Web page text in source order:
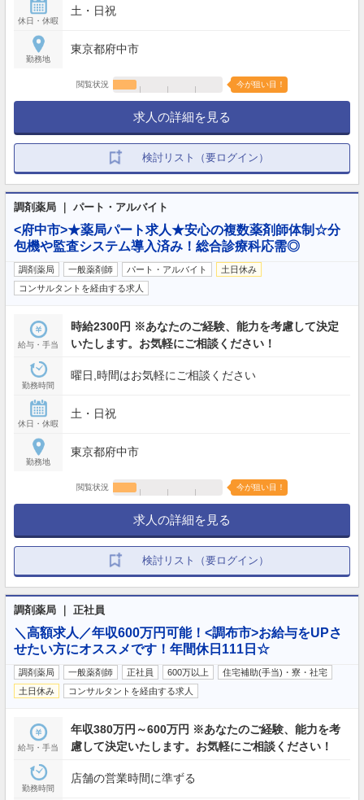
休日・休暇
土・日祝
勤務地
東京都府中市
閲覧状況 今が狙い目！
求人の詳細を見る
検討リスト（要ログイン）
調剤薬局 ｜ パート・アルバイト
<府中市>★薬局パート求人★安心の複数薬剤師体制☆分
包機や監査システム導入済み！総合診療科応需◎
調剤薬局 一般薬剤師 パート・アルバイト
土日休み
コンサルタントを経由する求人
給与・手当
時給2300円 ※あなたのご経験、能力を考慮して決定
いたします。お気軽にご相談ください！
勤務時間
曜日,時間はお気軽にご相談ください
休日・休暇
土・日祝
勤務地
東京都府中市
閲覧状況 今が狙い目！
求人の詳細を見る
検討リスト（要ログイン）
調剤薬局 ｜ 正社員
＼高額求人／年収600万円可能！<調布市>お給与をUPさ
せたい方にオススメです！年間休日111日☆
調剤薬局 一般薬剤師 正社員 600万以上
住宅補助(手当)・寮・社宅
土日休み
コンサルタントを経由する求人
給与・手当
年収380万円～600万円 ※あなたのご経験、能力を考
慮して決定いたします。お気軽にご相談ください！
勤務時間
店舗の営業時間に準ずる